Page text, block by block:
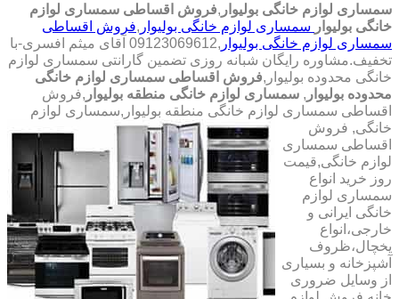
سمساری لوازم خانگی بولیوار ,فروش اقساطی سمساری لوازم
خانگی بولیوار سمساری لوازم خانگی بولیوار ,فروش اقساطی
سمساری لوازم خانگی بولیوار
,09123069612 آقای میثم افسری-با
تخفیف.مشاوره رایگان شبانه روزی تضمین گارانتی سمساری لوازم
خانگی محدوده بولیوار,فروش اقساطی سمساری لوازم خانگی
محدوده بولیوار , سمساری لوازم خانگی منطقه بولیوار ,فروش
اقساطی سمساری لوازم خانگی منطقه بولیوار,سمساری لوازم
خانگی, فروش
اقساطی سمساری
لوازم خانگی,قیمت
روز خرید انواع
سمساری لوازم
خانگی ایرانی و
خارجی،انواع
یخچال،ظروف
آشپزخانه و بسیاری
از وسایل ضروری